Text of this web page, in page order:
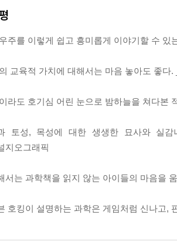
에서 바라만 보았던 우주를, 조지의 눈을
간에 배치되어 있다. 입자, 질량, 원자와
움을 담은 실감나는 위성 사진이 실려 있어
딱딱하다는 편견을 깨뜨리고, 호기심으로
아름다움과 소중함을 다시금 일깨우는 책!
과학 동화의 주인공인 조지의 부모는 역
겐 친구라곤 애완 돼지뿐이고 자신의 컴
이러한 설정을 했을까? 여기에는 스티븐
주를 이렇게 쉽고 흥미롭게 이야기할 수
교육적 가치에 대해서는 마음 놓아도 좋다.
라도 호기심 어린 눈으로 밤하늘을 쳐다본
토성, 목성에 대한 생생한 묘사와 실
지오그래픽
서는 과학책을 읽지 않는 아이들의 마음을
호킹이 설명하는 과학은 게임처럼 신나고,